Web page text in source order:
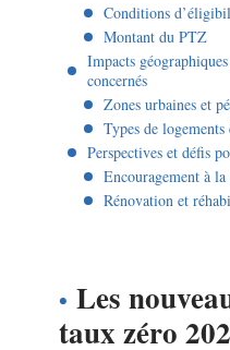
Conditions
Montant du PTZ
Impacts
concernés
Zones urbaines et
Types de
Perspectives et défis
Encouragement à
Rénovation et
Les
taux zéro